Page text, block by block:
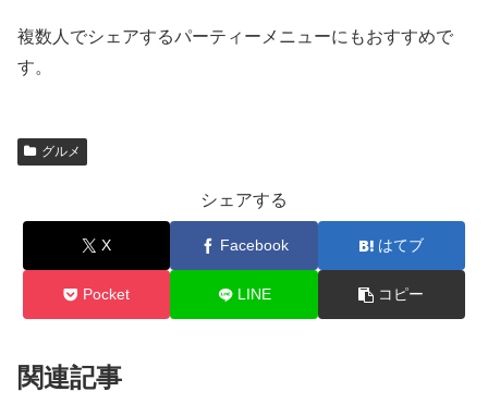
複数人でシェアするパーティーメニューにもおすすめで
す。
グルメ
シェアする
X Facebook はてブ
Pocket LINE コピー
関連記事